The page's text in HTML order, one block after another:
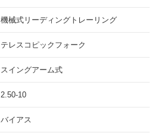
機械式リーディングトレーリング
テレスコピックフォーク
スイングアーム式
2.50-10
バイアス